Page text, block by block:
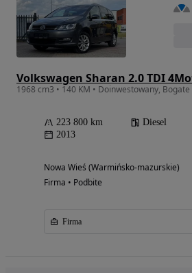
223 800 km Diesel
2013
Nowa Wieś (Warmińsko-mazurskie)
Firma • Podbite
Firma